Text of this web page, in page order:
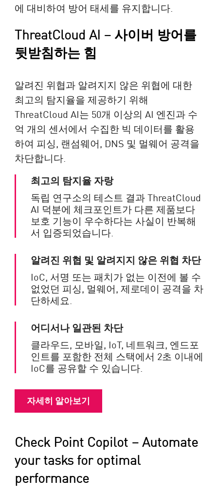
에 대비하여 방어 태세를 유지합니다.
ThreatCloud AI – 사이버 방어를
뒷받침하는 힘
알려진 위협과 알려지지 않은 위협에 대한
최고의 탐지율을 제공하기 위해
ThreatCloud AI는 50개 이상의 AI 엔진과 수
억 개의 센서에서 수집한 빅 데이터를 활용
하여 피싱, 랜섬웨어, DNS 및 멀웨어 공격을
차단합니다.
최고의 탐지율 자랑
독립 연구소의 테스트 결과 ThreatCloud
AI 덕분에 체크포인트가 다른 제품보다
보호 기능이 우수하다는 사실이 반복해
서 입증되었습니다.
알려진 위협 및 알려지지 않은 위협 차단
IoC, 서명 또는 패치가 없는 이전에 볼 수
없었던 피싱, 멀웨어, 제로데이 공격을 차
단하세요.
어디서나 일관된 차단
클라우드, 모바일, IoT, 네트워크, 엔드포
인트를 포함한 전체 스택에서 2초 이내에
IoC를 공유할 수 있습니다.
자세히 알아보기
Check Point Copilot – Automate
your tasks for optimal
performance